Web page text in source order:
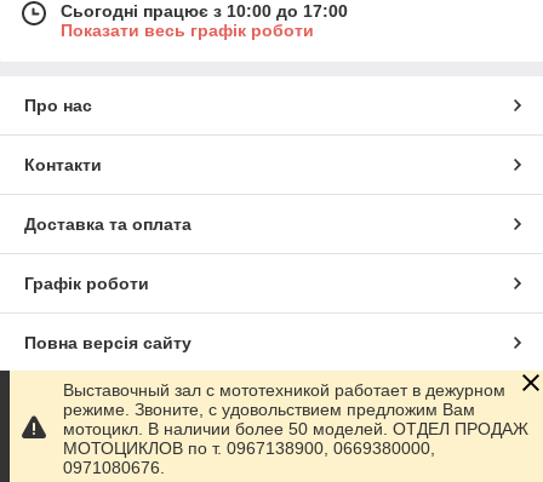
Сьогодні працює з 10:00 до 17:00
Показати весь графік роботи
Про нас
Контакти
Доставка та оплата
Графік роботи
Повна версія сайту
Сайт створено на маркетплейсіProm.ua
Політика конфіденційності
Выставочный зал с мототехникой работает в дежурном
режиме. Звоните, с удовольствием предложим Вам
мотоцикл. В наличии более 50 моделей. ОТДЕЛ ПРОДАЖ
МОТОЦИКЛОВ по т. 0967138900, 0669380000,
0971080676.